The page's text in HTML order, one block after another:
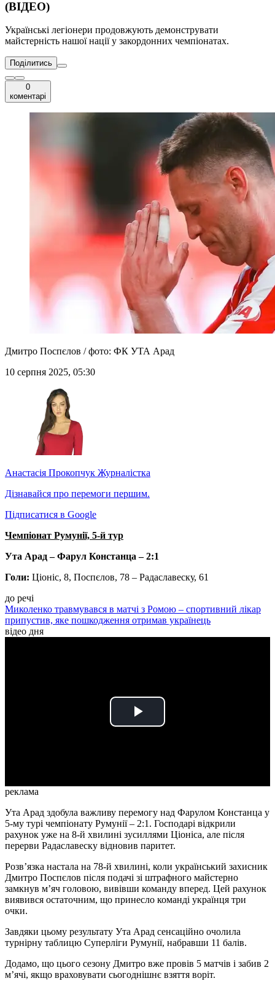
(ВІДЕО)
Українські легіонери продовжують демонструвати
майстерність нашої нації у закордонних чемпіонатах.
Поділитись
0
коментарі
Дмитро Поспєлов / фото: ФК УТА Арад
10 серпня 2025, 05:30
Анастасія Прокопчук Журналістка
Дізнавайся про перемоги першим.
Підписатися в Google
Чемпіонат Румунії, 5-й тур
Ута Арад – Фарул Констанца – 2:1
Голи: Ціоніс, 8, Поспєлов, 78 – Радаславеску, 61
до речі
Миколенко травмувався в матчі з Ромою – спортивний лікар
припустив, яке пошкодження отримав українець
відео дня
Play
реклама
Ута Арад здобула важливу перемогу над Фарулом Констанца у
5-му турі чемпіонату Румунії – 2:1. Господарі відкрили
рахунок уже на 8-й хвилині зусиллями Ціоніса, але після
перерви Радаславеску відновив паритет.
Розв’язка настала на 78-й хвилині, коли український захисник
Дмитро Поспєлов після подачі зі штрафного майстерно
замкнув м’яч головою, вивівши команду вперед. Цей рахунок
виявився остаточним, що принесло команді українця три
очки.
Завдяки цьому результату Ута Арад сенсаційно очолила
турнірну таблицю Суперліги Румунії, набравши 11 балів.
Додамо, що цього сезону Дмитро вже провів 5 матчів і забив 2
м’ячі, якщо враховувати сьогоднішнє взяття воріт.